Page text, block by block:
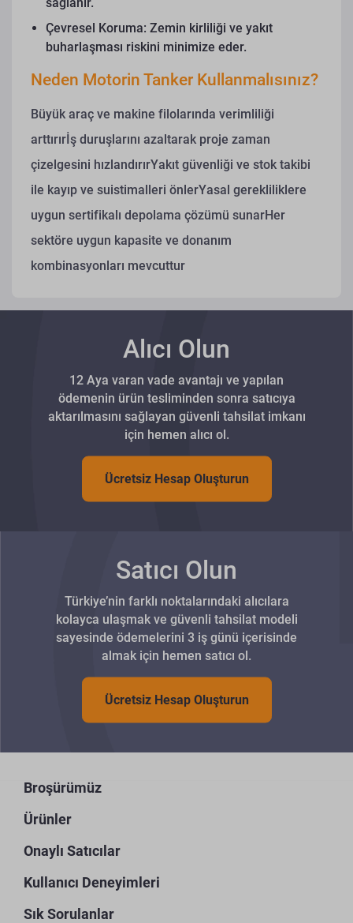
Çevresel Koruma: Zemin kirliliği ve yakıt
buharlaşması riskini minimize eder.
Neden Motorin Tanker Kullanmalısınız?
Büyük araç ve makine filolarında verimliliği
arttırırİş duruşlarını azaltarak proje zaman
çizelgesini hızlandırırYakıt güvenliği ve stok takibi
ile kayıp ve suistimalleri önlerYasal gerekliliklere
uygun sertifikalı depolama çözümü sunarHer
sektöre uygun kapasite ve donanım
kombinasyonları mevcuttur
Alıcı Olun
12 Aya varan vade avantajı ve yapılan
ödemenin ürün tesliminden sonra satıcıya
aktarılmasını sağlayan güvenli tahsilat imkanı
için hemen alıcı ol.
Ücretsiz Hesap Oluşturun
Satıcı Olun
Türkiye’nin farklı noktalarındaki alıcılara
kolayca ulaşmak ve güvenli tahsilat modeli
sayesinde ödemelerini 3 iş günü içerisinde
almak için hemen satıcı ol.
Ücretsiz Hesap Oluşturun
Broşürümüz
Ürünler
Onaylı Satıcılar
Kullanıcı Deneyimleri
Sık Sorulanlar